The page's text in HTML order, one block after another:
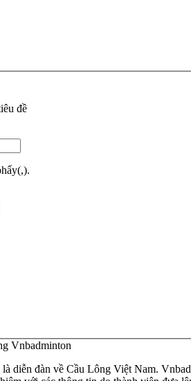
đề
Vnbadminton
diễn đàn về Cầu Lông Việt Nam.